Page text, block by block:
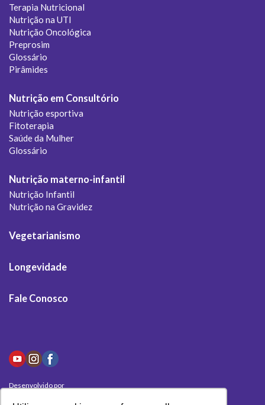
Terapia Nutricional
Nutrição na UTI
Nutrição Oncológica
Preprosim
Glossário
Pirâmides
Nutrição em Consultório
Nutrição esportiva
Fitoterapia
Saúde da Mulher
Glossário
Nutrição materno-infantil
Nutrição Infantil
Nutrição na Gravidez
Vegetarianismo
Longevidade
Fale Conosco
Desenvolvido por